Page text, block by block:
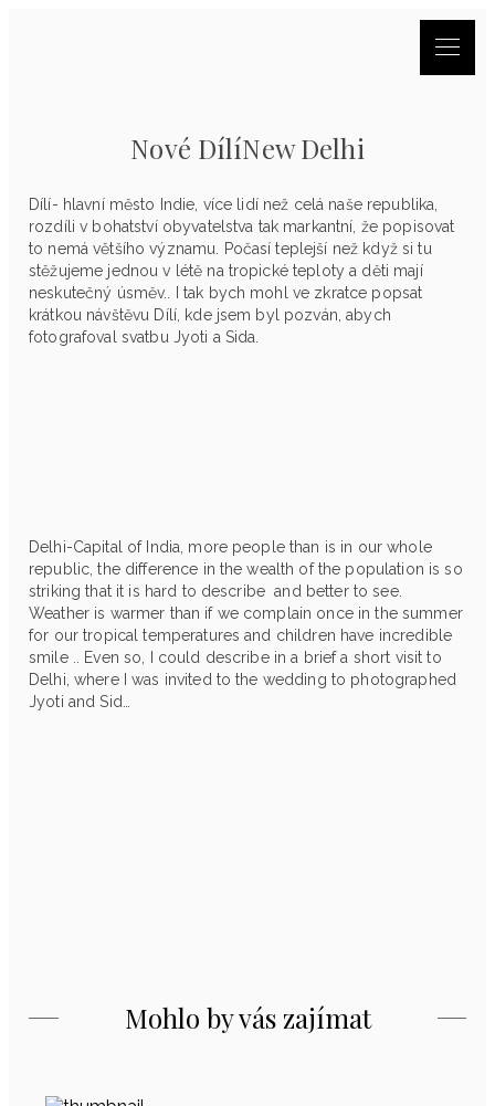
Nové DílíNew Delhi
Dílí- hlavní město Indie, více lidí než celá naše republika,
rozdíli v bohatství obyvatelstva tak markantní, že popisovat
to nemá většího významu. Počasí teplejší než když si tu
stěžujeme jednou v létě na tropické teploty a děti mají
neskutečný úsměv.. I tak bych mohl ve zkratce popsat
krátkou návštěvu Dílí, kde jsem byl pozván, abych
fotografoval svatbu Jyoti a Sida.
Delhi-Capital of India, more people than is in our whole
republic, the difference in the wealth of the population is so
striking that it is hard to describe and better to see.
Weather is warmer than if we complain once in the summer
for our tropical temperatures and children have incredible
smile .. Even so, I could describe in a brief a short visit to
Delhi, where I was invited to the wedding to photographed
Jyoti and Sid…
Mohlo by vás zajímat